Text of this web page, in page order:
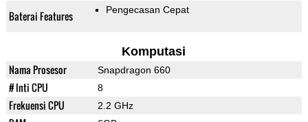
Baterai Features Pengecasan Cepat
Komputasi
Nama Prosesor Snapdragon 660
# Inti CPU 8
Frekuensi CPU 2.2 GHz